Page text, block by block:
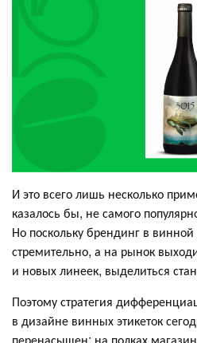
И это всего лишь несколько
казалось бы, не самого
Но поскольку брендинг в
стремительно, а на рынок
и новых линеек, выделиться
Поэтому стратегия
в дизайне винных этикеток
перенасыщен: на полках